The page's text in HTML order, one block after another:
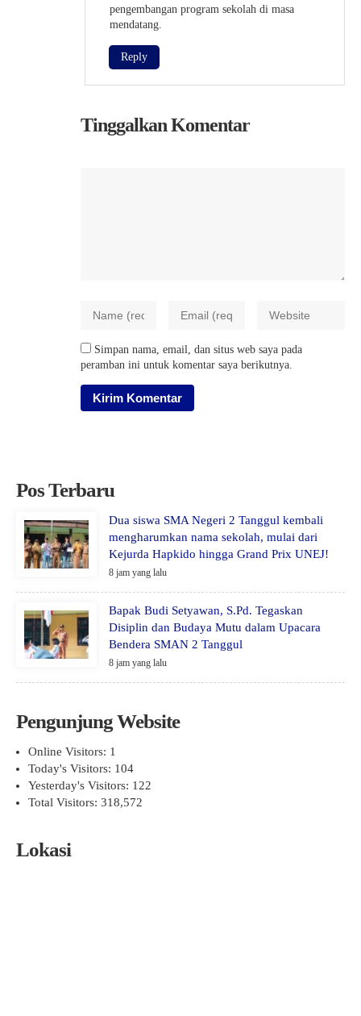
pengembangan program sekolah di masa
mendatang.
Reply
Tinggalkan Komentar
Simpan nama, email, dan situs web saya pada
peramban ini untuk komentar saya berikutnya.
Pos Terbaru
Dua siswa SMA Negeri 2 Tanggul kembali
mengharumkan nama sekolah, mulai dari
Kejurda Hapkido hingga Grand Prix UNEJ!
8 jam yang lalu
Bapak Budi Setyawan, S.Pd. Tegaskan
Disiplin dan Budaya Mutu dalam Upacara
Bendera SMAN 2 Tanggul
8 jam yang lalu
Pengunjung Website
Online Visitors: 1
Today's Visitors: 104
Yesterday's Visitors: 122
Total Visitors: 318,572
Lokasi